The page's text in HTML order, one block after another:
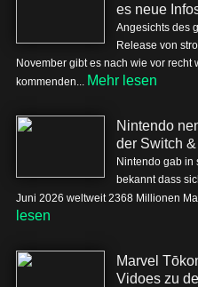
es neue
Angesichts des
Release von
November gibt es nach wie vor recht
kommenden... Mehr lesen
Nintendo
der Switch
Nintendo gab in
bekannt dass
Juni 2026 weltweit 2368 Millionen
lesen
Marvel
Vidoes zu